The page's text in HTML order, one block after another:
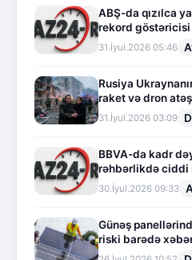
ABŞ-da qızılca
rekord
31.İyul.2026 05:46
Rusiya
raket və dron
31.İyul.2026 03:09
BBVA-da kadr
rəhbərlikdə ciddi
30.İyul.2026 09:33
Günəş
riski barədə